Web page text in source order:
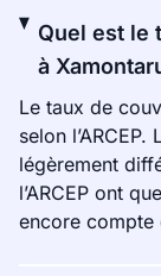
Quel est le
à
Le taux de
selon
légèrement
l’ARCEP ont
encore compte